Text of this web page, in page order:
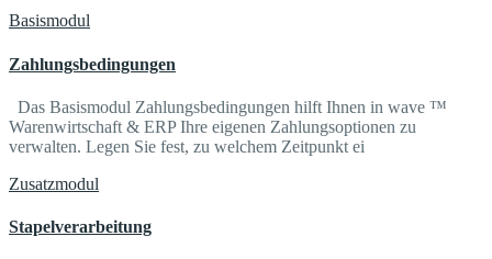
Basismodul
Zahlungsbedingungen
Das Basismodul Zahlungsbedingungen hilft Ihnen in wave ™
Warenwirtschaft & ERP Ihre eigenen Zahlungsoptionen zu
verwalten. Legen Sie fest, zu welchem Zeitpunkt ei
Zusatzmodul
Stapelverarbeitung